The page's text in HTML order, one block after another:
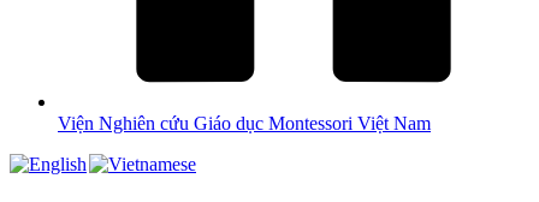
Viện Nghiên cứu Giáo dục Montessori Việt Nam